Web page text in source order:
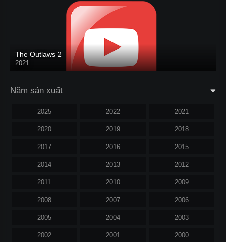
The Outlaws 2
2021
Năm sản xuất
2025 2022 2021
2020 2019 2018
2017 2016 2015
2014 2013 2012
2011 2010 2009
2008 2007 2006
2005 2004 2003
2002 2001 2000